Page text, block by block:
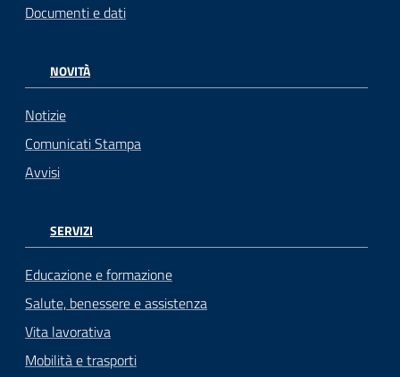
Documenti e dati
NOVITÀ
Notizie
Comunicati Stampa
Avvisi
SERVIZI
Educazione e formazione
Salute, benessere e assistenza
Vita lavorativa
Mobilità e trasporti